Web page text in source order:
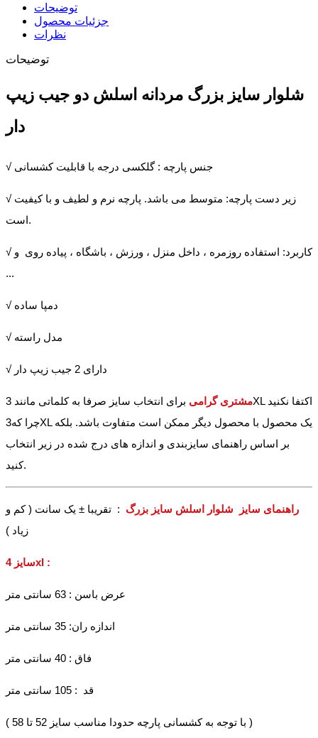
توضیحات
جزئیات محصول
نظرات
توضیحات
شلوار سایز بزرگ مردانه اسلش دو جیب زیپ
دار
√ جنس پارچه : گلکسی درجه با قابلیت کشسانی
√ زیر دست پارچه: متوسط می باشد. پارچه نرم و لطیف و با کیفیت
است.
√ کاربرد: استفاده روزمره ، داخل منزل ، ورزش ، باشگاه ، پیاده روی و
...
√ دمپا ساده
√ دارای 2 جیب زیپ دار
مشتری گرامی
برای انتخاب سایز صرفا به کلماتی مانند 3XL اکتفا نکنید
چرا که3XL یک محصول با محصول دیگر ممکن است متفاوت باشد. بلکه
بر اساس راهنمای سایزبندی و اندازه های درج شده در زیر انتخاب
کنید.
راهنمای سایز شلوار اسلش سایز بزرگ : تقریبا ± یک سانت ( کم و
زیاد )
سایز 4xl :
عرض باسن : 63 سانتی متر
اندازه ران: 35 سانتی متر
فاق : 40 سانتی متر
قد : 105 سانتی متر
( با توجه به کشسانی پارچه حدودا مناسب سایز 52 تا 58 )